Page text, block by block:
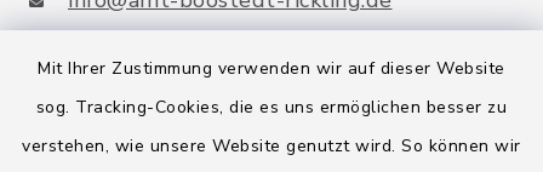
Mit Ihrer Zustimmung verwenden wir auf dieser Website
sog. Tracking-Cookies, die es uns ermöglichen besser zu
verstehen, wie unsere Website genutzt wird. So können wir
Quicklinks